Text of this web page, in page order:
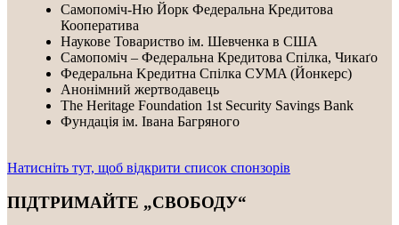
Самопоміч-Ню Йорк Федеральна Кредитова
Кооператива
Наукове Товариство ім. Шевченка в США
Самопоміч – Федеральна Кредитова Спілка, Чикаґо
Федеральнa Kредитнa Спілка CУMA (Йонкерс)
Анонімний жертводавець
The Heritage Foundation 1st Security Savings Bank
Фундація ім. Івана Багряного
Натисніть тут, щоб відкрити список спонзорів
ПІДТРИМАЙТЕ „СВОБОДУ“